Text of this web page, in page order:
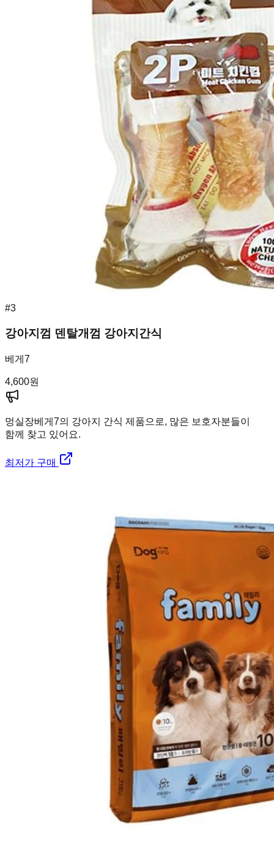
#3
강아지껌 덴탈개껌 강아지간식
베게7
4,600원
멍실장베게7의 강아지 간식 제품으로, 많은 보호자분들이
함께 찾고 있어요.
최저가 구매